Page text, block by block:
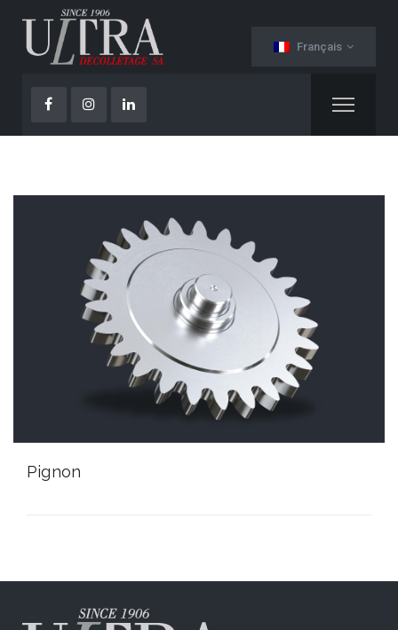
Français
Pignon